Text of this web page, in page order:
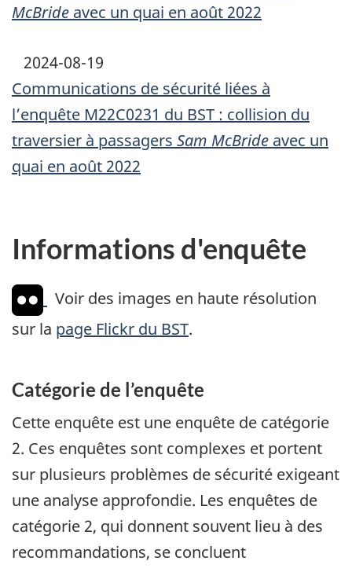
McBride avec un quai en août 2022
2024-08-19
Communications de sécurité liées à
l’enquête M22C0231 du BST : collision du
traversier à passagers Sam McBride avec un
quai en août 2022
Informations d'enquête
Voir des images en haute résolution
sur la page Flickr du BST.
Catégorie de l’enquête
Cette enquête est une enquête de catégorie
2. Ces enquêtes sont complexes et portent
sur plusieurs problèmes de sécurité exigeant
une analyse approfondie. Les enquêtes de
catégorie 2, qui donnent souvent lieu à des
recommandations, se concluent